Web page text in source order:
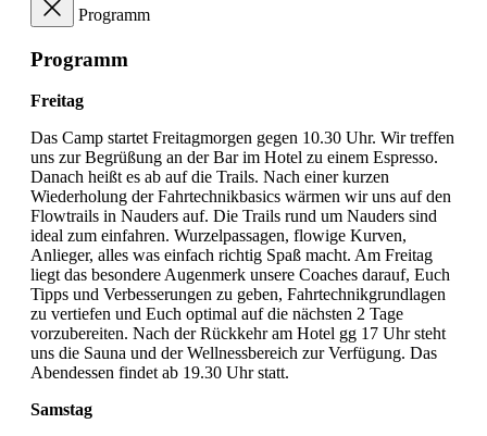
Programm
Programm
Freitag
Das Camp startet Freitagmorgen gegen 10.30 Uhr. Wir treffen
uns zur Begrüßung an der Bar im Hotel zu einem Espresso.
Danach heißt es ab auf die Trails. Nach einer kurzen
Wiederholung der Fahrtechnikbasics wärmen wir uns auf den
Flowtrails in Nauders auf. Die Trails rund um Nauders sind
ideal zum einfahren. Wurzelpassagen, flowige Kurven,
Anlieger, alles was einfach richtig Spaß macht. Am Freitag
liegt das besondere Augenmerk unsere Coaches darauf, Euch
Tipps und Verbesserungen zu geben, Fahrtechnikgrundlagen
zu vertiefen und Euch optimal auf die nächsten 2 Tage
vorzubereiten. Nach der Rückkehr am Hotel gg 17 Uhr steht
uns die Sauna und der Wellnessbereich zur Verfügung. Das
Abendessen findet ab 19.30 Uhr statt.
Samstag